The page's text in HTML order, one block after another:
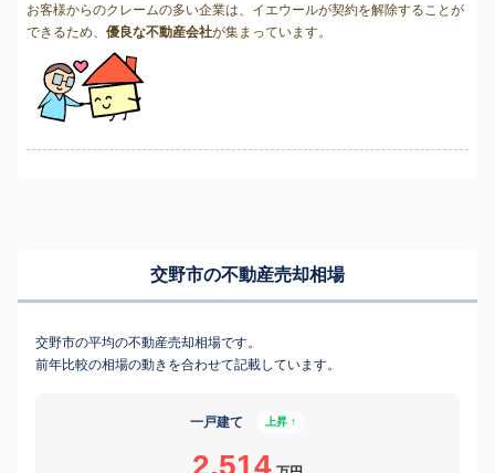
お客様からのクレームの多い企業は、イエウールが契約を解除することが
できるため、 優良な不動産会社が集まっています。
交野市の不動産売却相場
交野市の平均の不動産売却相場です。
前年比較の相場の動きを合わせて記載しています。
一戸建て 上昇 ↑
2,514